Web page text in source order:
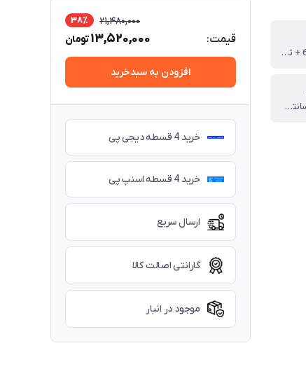
آکسفورد 600D + توری
91 * 70 * 80 سانتی متر
قیمت:
21,480,000 38٪
13,520,000تومان
افزودن به سبدخرید
خرید 4 قسطه دیجی پی
خرید 4 قسطه اسنپ پی
ارسال سریع
گارانتی اصالت کالا
موجود در انبار